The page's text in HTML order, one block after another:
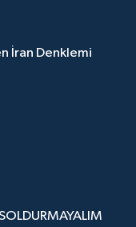
İran Denklemi